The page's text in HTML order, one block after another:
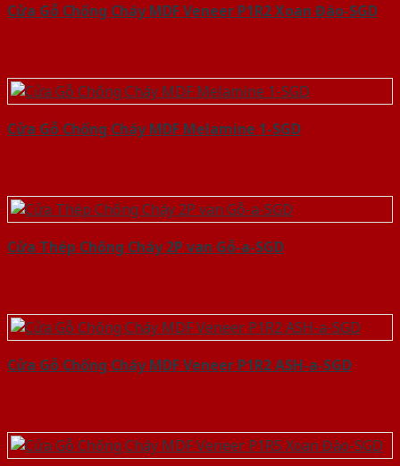
Cửa Gỗ Chống Cháy MDF Veneer P1R2 Xoan Đào-SGD
Cửa Gỗ Chống Cháy MDF Melamine 1-SGD
Cửa Thép Chống Cháy 2P van Gỗ-a-SGD
Cửa Gỗ Chống Cháy MDF Veneer P1R2 ASH-a-SGD